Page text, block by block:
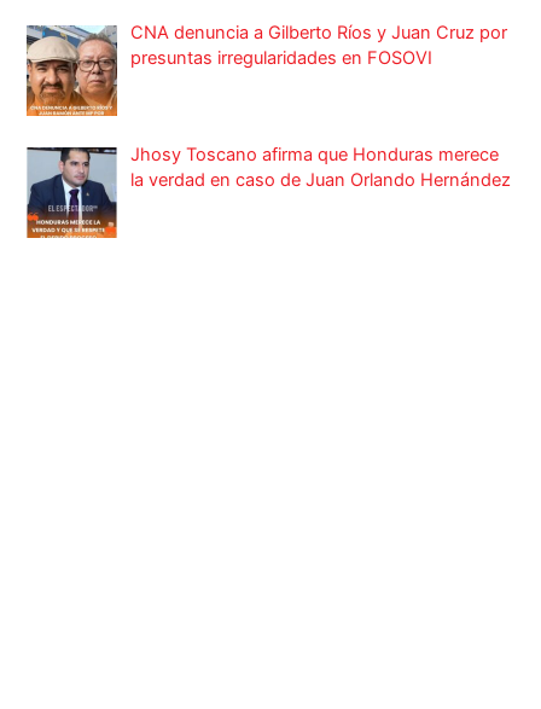
CNA denuncia a Gilberto Ríos y Juan Cruz por
presuntas irregularidades en FOSOVI
Jhosy Toscano afirma que Honduras merece
la verdad en caso de Juan Orlando Hernández